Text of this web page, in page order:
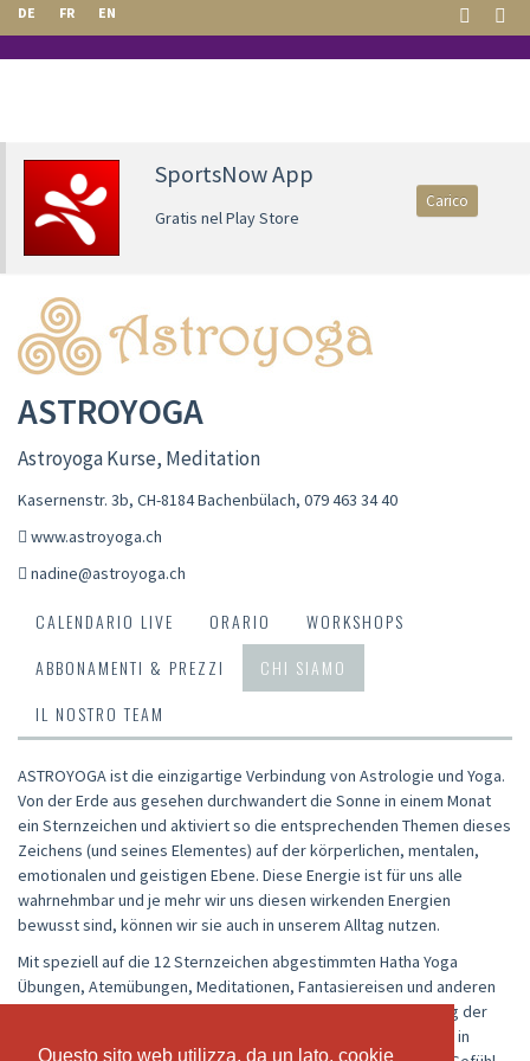
Questo sito web utilizza, da un lato, cookie
Questo sito web utilizza, da un lato, cookie
DE FR EN
SportsNow App
Gratis nel Play Store
Carico
ASTROYOGA
Astroyoga Kurse, Meditation
Kasernenstr. 3b, CH-8184 Bachenbülach, 079 463 34 40
www.astroyoga.ch
nadine@astroyoga.ch
CALENDARIO LIVE ORARIO
WORKSHOPS
ABBONAMENTI & PREZZI
CHI SIAMO
IL NOSTRO TEAM
ASTROYOGA ist die einzigartige Verbindung von Astrologie und Yoga.
Von der Erde aus gesehen durchwandert die Sonne in einem Monat
ein Sternzeichen und aktiviert so die entsprechenden Themen dieses
Zeichens (und seines Elementes) auf der körperlichen, mentalen,
emotionalen und geistigen Ebene. Diese Energie ist für uns alle
wahrnehmbar und je mehr wir uns diesen wirkenden Energien
bewusst sind, können wir sie auch in unserem Alltag nutzen.
Mit speziell auf die 12 Sternzeichen abgestimmten Hatha Yoga
Übungen, Atemübungen, Meditationen, Fantasiereisen und anderen
Elementen kann die Wahrnehmung und damit auch die Lenkung der
aktuell vorherrschenden Energien mit den kosmischen Zyklen in